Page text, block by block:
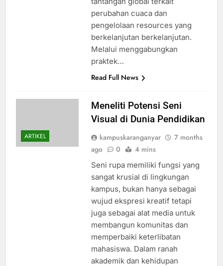
perubahan cuaca dan
pengelolaan resources yang
berkelanjutan berkelanjutan.
Melalui menggabungkan
praktek…
Read Full News
ARTIKEL
Meneliti Potensi Seni
Visual di Dunia Pendidikan
kampuskaranganyar
7 months
ago
0 4 mins
Seni rupa memiliki fungsi yang
sangat krusial di lingkungan
kampus, bukan hanya sebagai
wujud ekspresi kreatif tetapi
juga sebagai alat media untuk
membangun komunitas dan
memperbaiki keterlibatan
mahasiswa. Dalam ranah
akademik dan kehidupan